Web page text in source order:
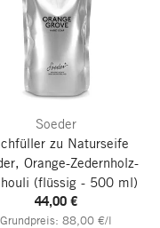
Soeder
zu Naturseife
Orange-Zedernholz-
(flüssig - 500 ml)
44,00 €
Grundpreis: 88,00 €/l